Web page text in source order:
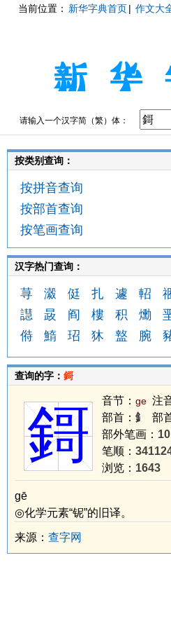
当前位置： 新华字典首页| 作文大
请输入一个汉字简（繁）体：
按类别查询：
按拼音查询
按部首查询
按笔画查询
汉字热门查询：
荨 瀫 侹 扎 遽 軺
譿
晸 阎 樓 积 爋
偫
鰖 玿 狇 盩 腕
查询的字： 鎶
鎶 音节： ge 注
部首： 釒 部
部外笔画： 10
笔顺：
浏览： 1643
gē
◎化学元素“铌”的旧译。
来源： 查字网